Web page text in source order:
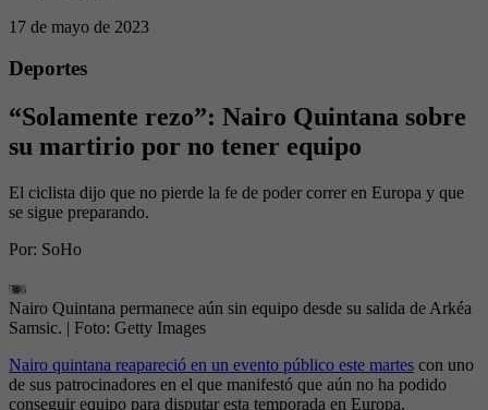
17 de mayo de 2023
Deportes
“Solamente rezo”: Nairo Quintana sobre
su martirio por no tener equipo
El ciclista dijo que no pierde la fe de poder correr en Europa y que
se sigue preparando.
Por: SoHo
Nairo Quintana permanece aún sin equipo desde su salida de Arkéa
Samsic. | Foto: Getty Images
Nairo quintana reapareció en un evento público este martes con uno
de sus patrocinadores en el que manifestó que aún no ha podido
conseguir equipo para disputar esta temporada en Europa.